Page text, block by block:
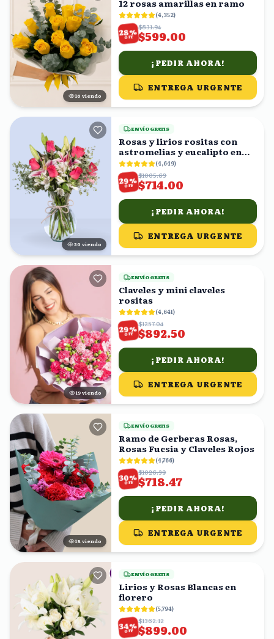
16 viendo
12 rosas amarillas en ramo
(4,352)
28%
OFF
$831.94
$599.00
¡PEDIR AHORA!
ENTREGA URGENTE
20 viendo
ENVÍO GRATIS
Rosas y lirios rositas con
astromelias y eucalipto en
florero (4,649)
29%
OFF
$1005.63
$714.00
¡PEDIR AHORA!
ENTREGA URGENTE
18 viendo
ENVÍO GRATIS
Claveles y mini claveles
rositas
(4,641)
29%
OFF
$1257.04
$892.50
¡PEDIR AHORA!
ENTREGA URGENTE
17 viendo
ENVÍO GRATIS
Ramo de Gerberas Rosas,
Rosas Fucsia y Claveles Rojos
(4,766)
30%
OFF
$1026.39
$718.47
¡PEDIR AHORA!
ENTREGA URGENTE
ENVÍO GRATIS
Lirios y Rosas Blancas en
florero
(5,794)
34%
OFF
$1362.12
$899.00